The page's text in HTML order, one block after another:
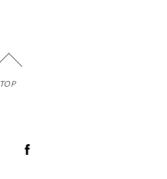
TOP